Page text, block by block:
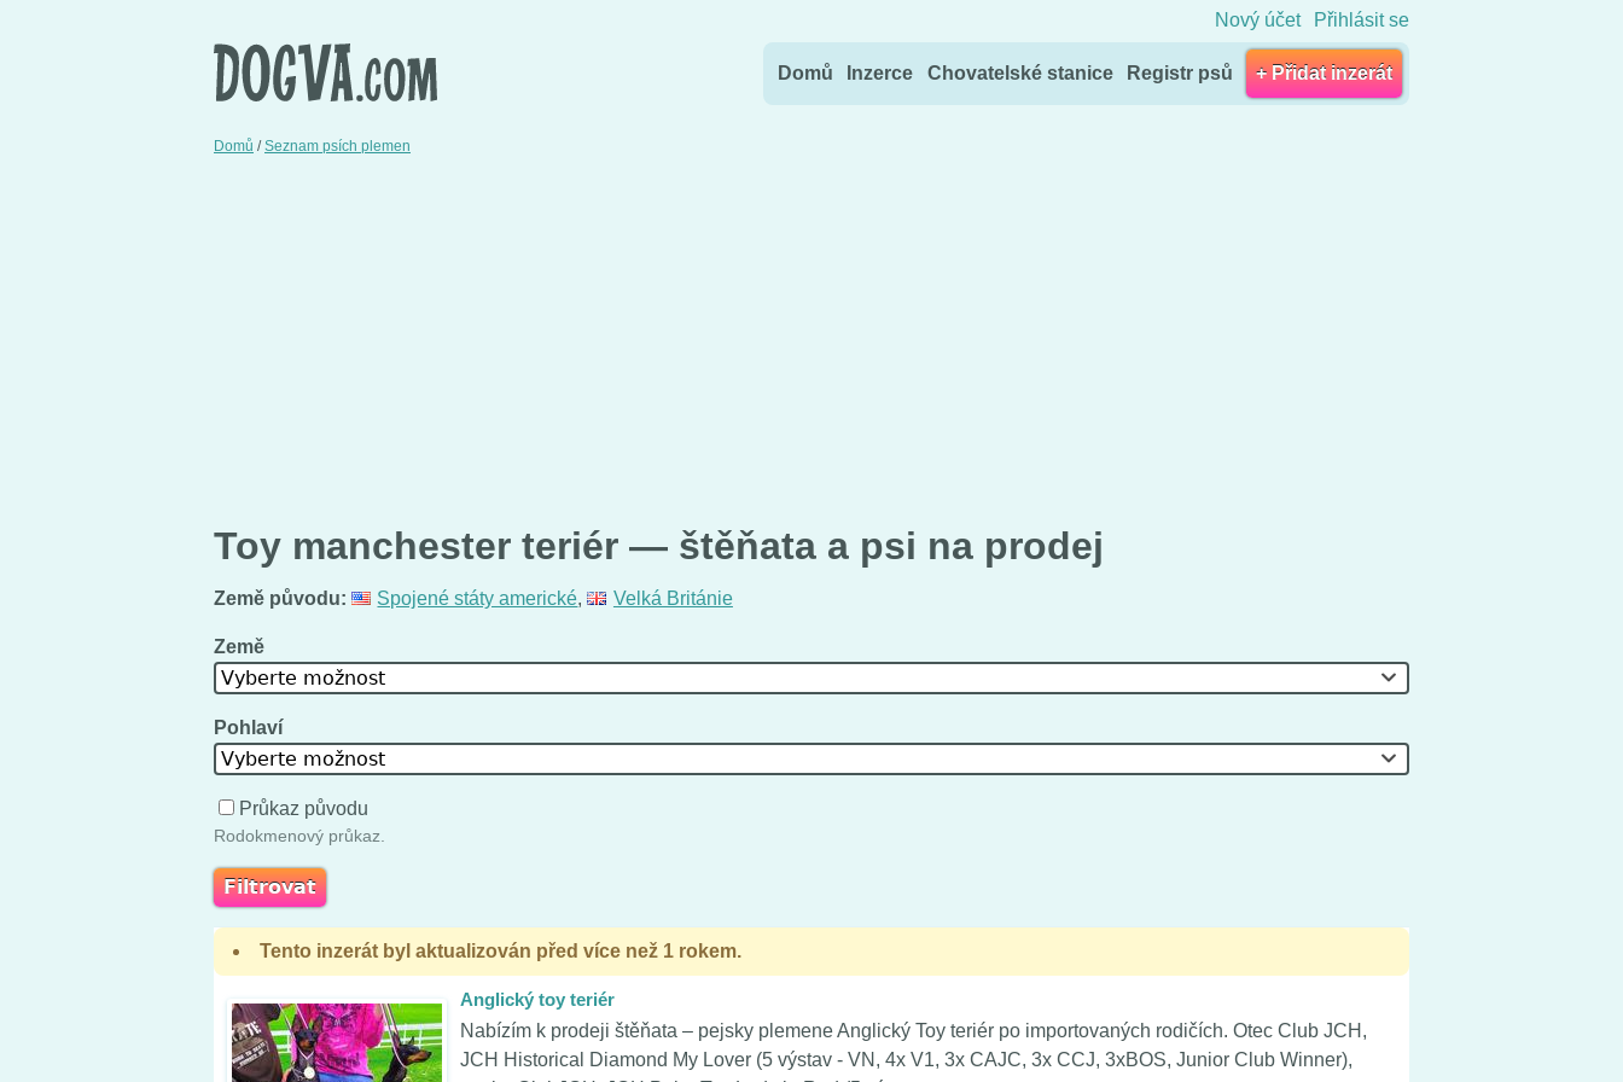
Nový účet Přihlásit se
Domů Inzerce Chovatelské stanice Registr psů + Přidat inzerát
Domů /Seznam psích plemen
Toy manchester teriér — štěňata a psi na prodej
Země původu: Spojené státy americké, Velká Británie
Země
Vyberte možnost
Pohlaví
Vyberte možnost
Průkaz původu
Rodokmenový průkaz.
Tento inzerát byl aktualizován před více než 1 rokem.
Anglický toy teriér
Nabízím k prodeji štěňata – pejsky plemene Anglický Toy teriér po importovaných rodičích. Otec Club JCH,
JCH Historical Diamond My Lover (5 výstav - VN, 4x V1, 3x CAJC, 3x CCJ, 3xBOS, Junior Club Winner),